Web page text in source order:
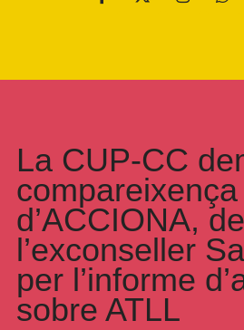
La CUP-CC
compareixença
d’ACCIONA,
l’exconseller
per l’informe
sobre ATLL